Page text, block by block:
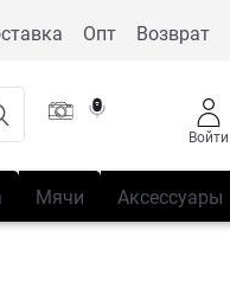
Опт Возврат
Войти
Мячи Аксессуары